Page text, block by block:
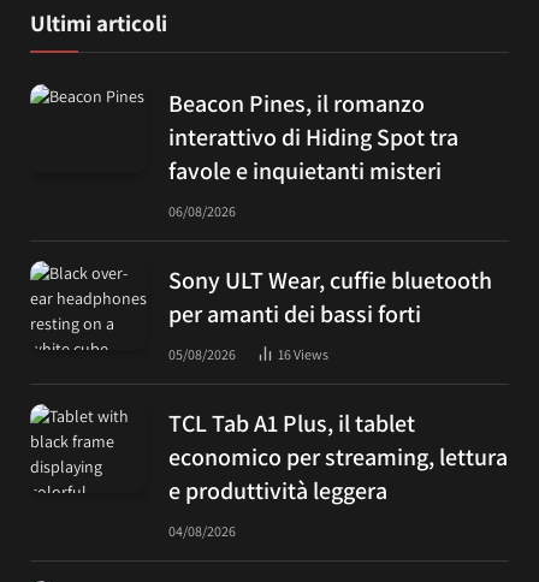
Ultimi articoli
Beacon Pines, il romanzo
interattivo di Hiding Spot tra
favole e inquietanti misteri
06/08/2026
Sony ULT Wear, cuffie bluetooth
per amanti dei bassi forti
05/08/2026 16Views
TCL Tab A1 Plus, il tablet
economico per streaming, lettura
e produttività leggera
04/08/2026